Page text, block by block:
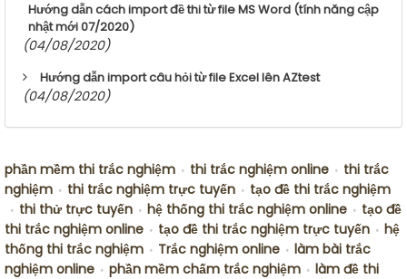
Hướng dẫn cách import đề thi từ file MS Word (tính năng cập
nhật mới 07/2020)
(04/08/2020)
Hướng dẫn import câu hỏi từ file Excel lên AZtest
(04/08/2020)
phần mềm thi trắc nghiệm • thi trắc nghiệm online • thi trắc
nghiệm • thi trắc nghiệm trực tuyến • tạo đề thi trắc nghiệm
• thi thử trực tuyến • hệ thống thi trắc nghiệm online • tạo đề
thi trắc nghiệm online • tạo đề thi trắc nghiệm trực tuyến • hệ
thống thi trắc nghiệm • Trắc nghiệm online • làm bài trắc
nghiệm online • phần mềm chấm trắc nghiệm • làm đề thi